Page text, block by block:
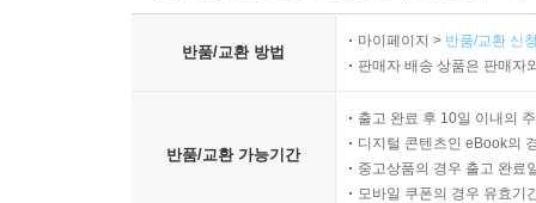
반품/교환 방법
마이페이지 > 반품/교환 신
판매자 배송 상품은 판매자
반품/교환 가능기간
출고 완료 후 10일 이내의
디지털 콘텐츠인 eBook의
중고상품의 경우 출고 완료
모바일 쿠폰의 경우 유효기